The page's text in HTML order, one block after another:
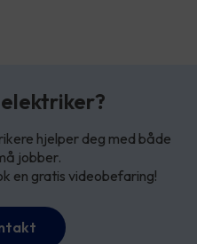
hjelper deg med både
jobber.
en gratis videobefaring!